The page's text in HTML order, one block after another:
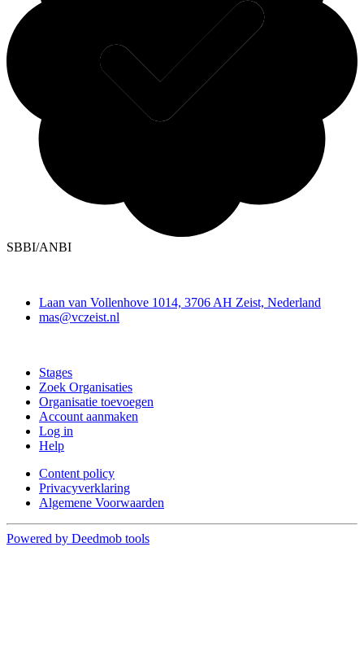
SBBI/ANBI
Laan van Vollenhove 1014, 3706 AH Zeist, Nederland
mas@vczeist.nl
Stages
Zoek Organisaties
Organisatie toevoegen
Account aanmaken
Log in
Help
Content policy
Privacyverklaring
Algemene Voorwaarden
Powered by Deedmob tools